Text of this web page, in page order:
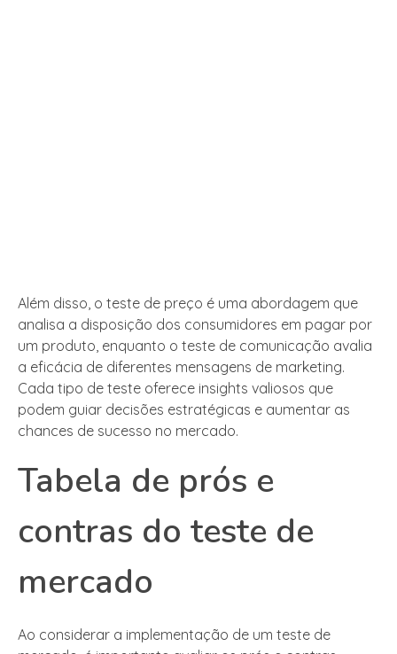
Além disso, o teste de preço é uma abordagem que
analisa a disposição dos consumidores em pagar por
um produto, enquanto o teste de comunicação avalia
a eficácia de diferentes mensagens de marketing.
Cada tipo de teste oferece insights valiosos que
podem guiar decisões estratégicas e aumentar as
chances de sucesso no mercado.
Tabela de prós e
contras do teste de
mercado
Ao considerar a implementação de um teste de